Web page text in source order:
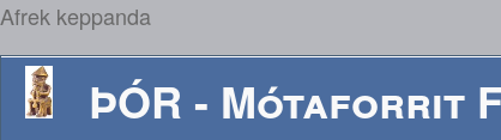
Afrek keppanda
ÞÓR - Mótaforrit